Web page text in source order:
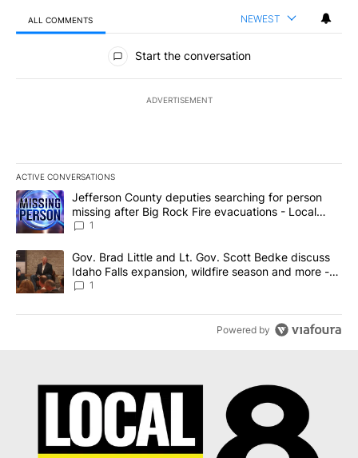
ALL COMMENTS NEWEST
All Comments
Start the conversation
ADVERTISEMENT
ACTIVE CONVERSATIONS
The following is a list of the most commented articles in the last
A trending article titled "Jefferson County deputies searching
Jefferson County deputies searching for person
missing after Big Rock Fire evacuations - Local
News 8
1
A trending article titled "Gov. Brad Little and Lt. Gov. Scott
Gov. Brad Little and Lt. Gov. Scott Bedke discuss
Idaho Falls expansion, wildfire season and more -
Local News 8
1
Powered by